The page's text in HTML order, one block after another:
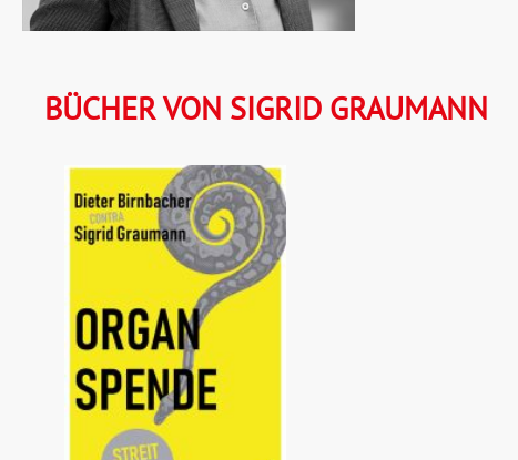
BÜCHER VON SIGRID GRAUMANN